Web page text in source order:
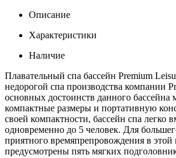
Описание
Характеристики
Наличие
Плавательный спа бассейн Premium
недорогой спа производства компании
основных достоинств данного бассейна
компактные размеры и портативную
своей компактности, бассейн спа легко
одновременно до 5 человек. Для
приятного времяпрепровождения в этой
предусмотрены пять мягких